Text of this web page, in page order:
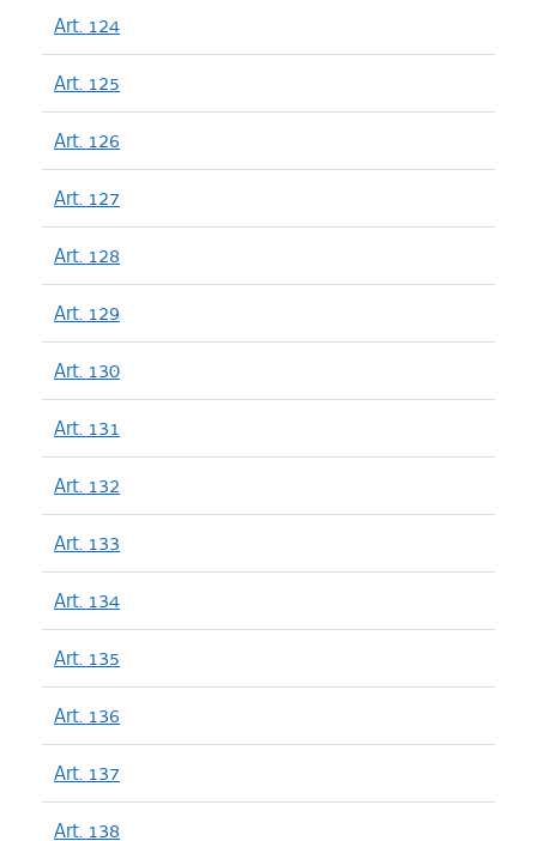
Art. 124
Art. 125
Art. 126
Art. 127
Art. 128
Art. 129
Art. 130
Art. 131
Art. 132
Art. 133
Art. 134
Art. 135
Art. 136
Art. 137
Art. 138